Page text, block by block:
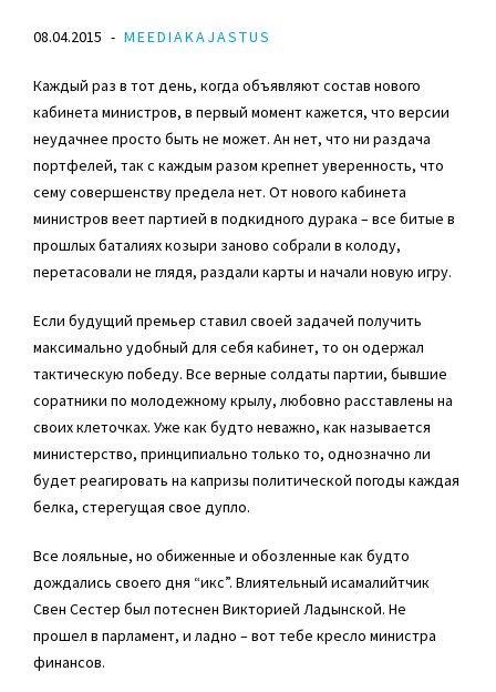
08.04.2015 MEEDIAKAJASTUS
Каждый раз в тот день, когда объявляют состав нового
кабинета министров, в первый момент кажется, что версии
неудачнее просто быть не может. Ан нет, что ни раздача
портфелей, так с каждым разом крепнет уверенность, что
сему совершенству предела нет. От нового кабинета
министров веет партией в подкидного дурака – все битые в
прошлых баталиях козыри заново собрали в колоду,
перетасовали не глядя, раздали карты и начали новую игру.
Если будущий премьер ставил своей задачей получить
максимально удобный для себя кабинет, то он одержал
тактическую победу. Все верные солдаты партии, бывшие
соратники по молодежному крылу, любовно расставлены на
своих клеточках. Уже как будто неважно, как называется
министерство, принципиально только то, однозначно ли
будет реагировать на капризы политической погоды каждая
белка, стерегущая свое дупло.
Все лояльные, но обиженные и обозленные как будто
дождались своего дня “икс”. Влиятельный исамалийтчик
Свен Сестер был потеснен Викторией Ладынской. Не
прошел в парламент, и ладно – вот тебе кресло министра
финансов.